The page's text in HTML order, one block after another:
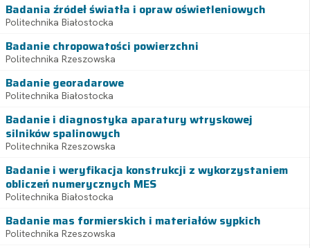
Badania źródeł światła i opraw oświetleniowych
Politechnika Białostocka
Badanie chropowatości powierzchni
Politechnika Rzeszowska
Badanie georadarowe
Politechnika Białostocka
Badanie i diagnostyka aparatury wtryskowej
silników spalinowych
Politechnika Rzeszowska
Badanie i weryfikacja konstrukcji z wykorzystaniem
obliczeń numerycznych MES
Politechnika Białostocka
Badanie mas formierskich i materiałów sypkich
Politechnika Rzeszowska